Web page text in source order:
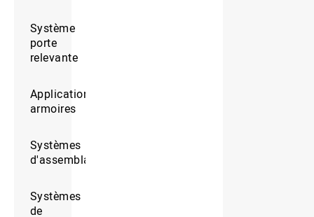
Système
porte
relevante
Application
armoires
Systèmes
d'assemblages
Systèmes
de